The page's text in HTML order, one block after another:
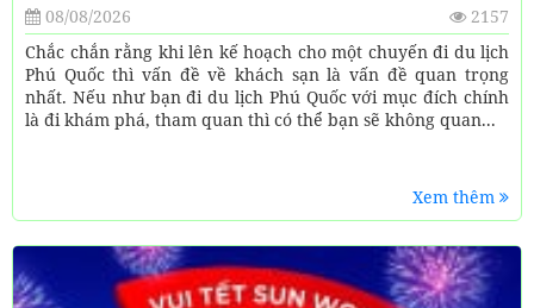
08/08/2026
2157
Chắc chắn rằng khi lên kế hoạch cho một chuyến đi du lịch
Phú Quốc thì vấn đề về khách sạn là vấn đề quan trọng
nhất. Nếu như bạn đi du lịch Phú Quốc với mục đích chính
là đi khám phá, tham quan thì có thể bạn sẽ không quan...
Xem thêm